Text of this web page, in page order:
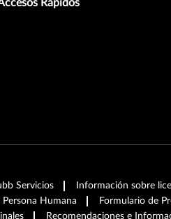
Rápidos
Servicios
Información sobre
Humana
Formulario de
Recomendaciones e